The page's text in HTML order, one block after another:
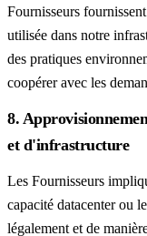
Fournisseurs
utilisée dans notre
des pratiques
coopérer avec les
8.
et d'infrastructure
Les Fournisseurs
capacité datacenter ou
légalement et de